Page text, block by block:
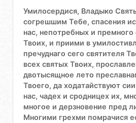
Умилосердися, Владыко
согрешшим Тебе, спасения
нас, непотребных и
Твоих, и приими в
пречуднаго сего святителя
всех святых Твоих,
двотысящное лето
Твоего, да ходатайствуют
нас, чадех и сродницех их,
многое и дерзновение пред
Многими грехми помрачися